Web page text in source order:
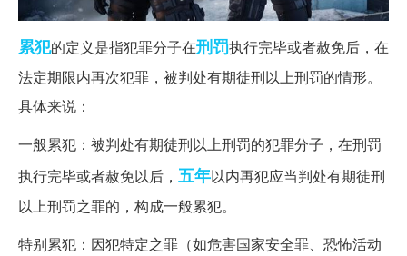
累犯的定义是指犯罪分子在刑罚执行完毕或者赦免后，在
法定期限内再次犯罪，被判处有期徒刑以上刑罚的情形。
具体来说：
一般累犯：被判处有期徒刑以上刑罚的犯罪分子，在刑罚
执行完毕或者赦免以后， 五年以内再犯应当判处有期徒刑
以上刑罚之罪的，构成一般累犯。
特别累犯：因犯特定之罪（如危害国家安全罪、恐怖活动